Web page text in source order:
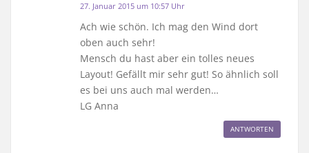
27. Januar 2015 um 10:57 Uhr
Ach wie schön. Ich mag den Wind dort
oben auch sehr!
Mensch du hast aber ein tolles neues
Layout! Gefällt mir sehr gut! So ähnlich soll
es bei uns auch mal werden…
LG Anna
ANTWORTEN